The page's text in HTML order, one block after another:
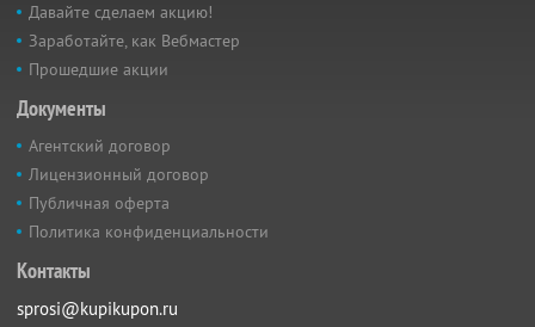
Давайте сделаем акцию!
Заработайте, как Вебмастер
Прошедшие акции
Документы
Агентский договор
Лицензионный договор
Публичная оферта
Политика конфиденциальности
Контакты
sprosi@kupikupon.ru